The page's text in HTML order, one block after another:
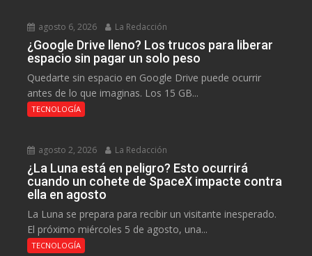
agosto 6, 2026 La Redacción
¿Google Drive lleno? Los trucos para liberar
espacio sin pagar un solo peso
Quedarte sin espacio en Google Drive puede ocurrir
antes de lo que imaginas. Los 15 GB...
TECNOLOGÍA
agosto 2, 2026 La Redacción
¿La Luna está en peligro? Esto ocurrirá
cuando un cohete de SpaceX impacte contra
ella en agosto
La Luna se prepara para recibir un visitante inesperado.
El próximo miércoles 5 de agosto, una...
TECNOLOGÍA